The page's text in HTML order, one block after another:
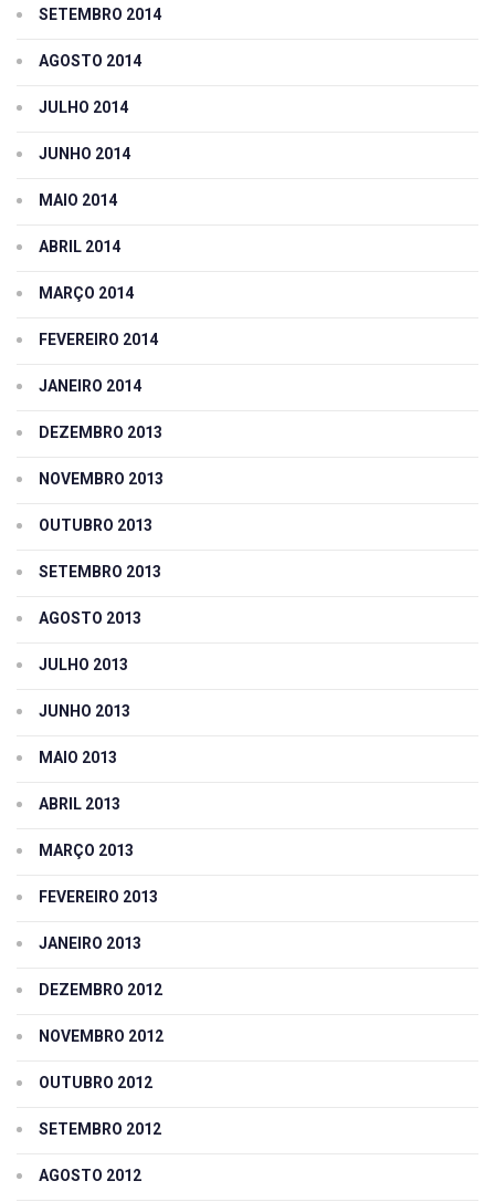
SETEMBRO 2014
AGOSTO 2014
JULHO 2014
JUNHO 2014
MAIO 2014
ABRIL 2014
MARÇO 2014
FEVEREIRO 2014
JANEIRO 2014
DEZEMBRO 2013
NOVEMBRO 2013
OUTUBRO 2013
SETEMBRO 2013
AGOSTO 2013
JULHO 2013
JUNHO 2013
MAIO 2013
ABRIL 2013
MARÇO 2013
FEVEREIRO 2013
JANEIRO 2013
DEZEMBRO 2012
NOVEMBRO 2012
OUTUBRO 2012
SETEMBRO 2012
AGOSTO 2012